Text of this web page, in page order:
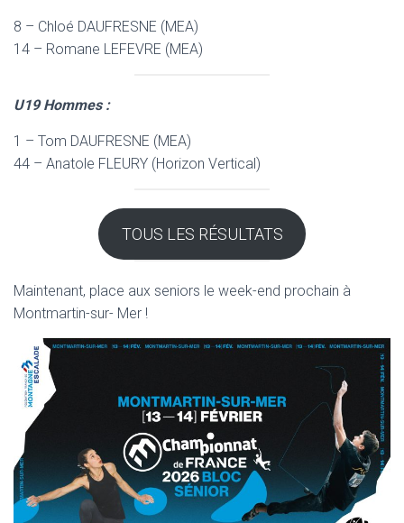
8 – Chloé DAUFRESNE (MEA)
14 – Romane LEFEVRE (MEA)
U19 Hommes :
1 – Tom DAUFRESNE (MEA)
44 – Anatole FLEURY (Horizon Vertical)
TOUS LES RÉSULTATS
Maintenant, place aux seniors le week-end prochain à
Montmartin-sur- Mer !